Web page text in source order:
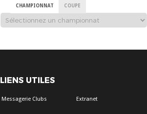
CHAMPIONNAT COUPE
LIENS UTILES
Messagerie Clubs Extranet